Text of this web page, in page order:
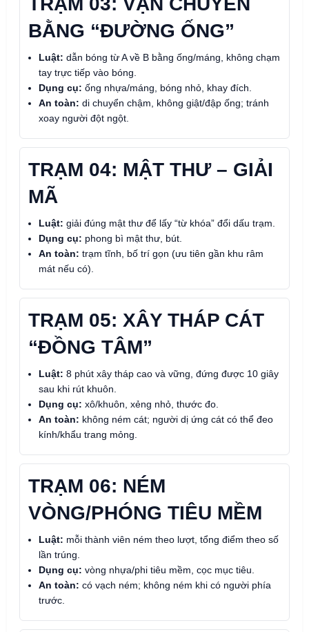
BẰNG “ĐƯỜNG ỐNG”
Luật: dẫn bóng từ A về B bằng ống/máng, không chạm
tay trực tiếp vào bóng.
Dụng cụ: ống nhựa/máng, bóng nhỏ, khay đích.
An toàn: di chuyển chậm, không giật/đập ống; tránh
xoay người đột ngột.
TRẠM 04: MẬT THƯ – GIẢI
MÃ
Luật: giải đúng mật thư để lấy “từ khóa” đổi dấu trạm.
Dụng cụ: phong bì mật thư, bút.
An toàn: trạm tĩnh, bố trí gọn (ưu tiên gần khu râm
mát nếu có).
TRẠM 05: XÂY THÁP CÁT
“ĐỒNG TÂM”
Luật: 8 phút xây tháp cao và vững, đứng được 10 giây
sau khi rút khuôn.
Dụng cụ: xô/khuôn, xẻng nhỏ, thước đo.
An toàn: không ném cát; người dị ứng cát có thể đeo
kính/khẩu trang mỏng.
TRẠM 06: NÉM
VÒNG/PHÓNG TIÊU MỀM
Luật: mỗi thành viên ném theo lượt, tổng điểm theo số
lần trúng.
Dụng cụ: vòng nhựa/phi tiêu mềm, cọc mục tiêu.
An toàn: có vạch ném; không ném khi có người phía
trước.